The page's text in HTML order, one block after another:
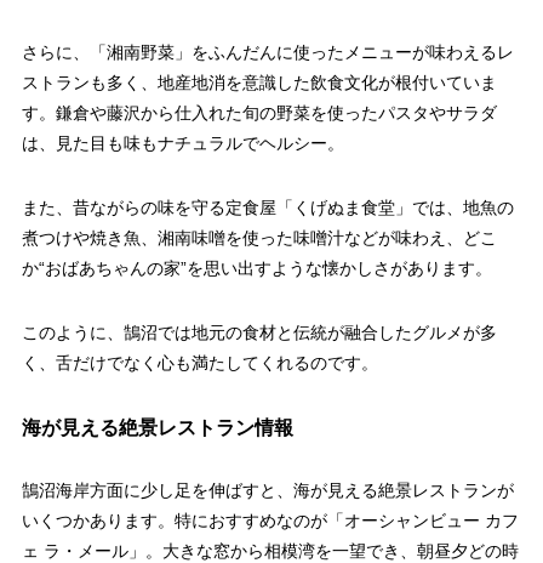
さらに、「湘南野菜」をふんだんに使ったメニューが味わえるレ
ストランも多く、地産地消を意識した飲食文化が根付いていま
す。鎌倉や藤沢から仕入れた旬の野菜を使ったパスタやサラダ
は、見た目も味もナチュラルでヘルシー。
また、昔ながらの味を守る定食屋「くげぬま食堂」では、地魚の
煮つけや焼き魚、湘南味噌を使った味噌汁などが味わえ、どこ
か“おばあちゃんの家”を思い出すような懐かしさがあります。
このように、鵠沼では地元の食材と伝統が融合したグルメが多
く、舌だけでなく心も満たしてくれるのです。
海が見える絶景レストラン情報
鵠沼海岸方面に少し足を伸ばすと、海が見える絶景レストランが
いくつかあります。特におすすめなのが「オーシャンビュー カフ
ェ ラ・メール」。大きな窓から相模湾を一望でき、朝昼夕どの時